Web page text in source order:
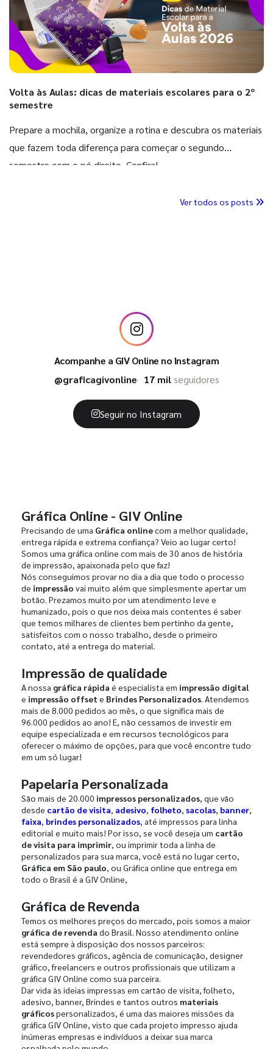
Volta às Aulas: dicas de materiais escolares para o 2º
semestre
Prepare a mochila, organize a rotina e descubra os materiais
que fazem toda diferença para começar o segundo
semestre com o pé direito. Confira!
Ver todos os posts
Acompanhe a GIV Online no Instagram
@graficagivonline
17 milseguidores
Seguir no Instagram
Gráfica Online - GIV Online
Precisando de uma Gráfica onlinecom a melhor qualidade,
entrega rápida e extrema confiança? Veio ao lugar certo!
Somos uma gráfica online com mais de 30 anos de história
de impressão, apaixonada pelo que faz!
Nós conseguimos provar no dia a dia que todo o processo
de impressão vai muito além que simplesmente apertar um
botão. Prezamos muito por um atendimento leve e
humanizado, pois o que nos deixa mais contentes é saber
que temos milhares de clientes bem pertinho da gente,
satisfeitos com o nosso trabalho, desde o primeiro
contato, até a entrega do material.
Impressão de qualidade
A nossa gráfica rápida é especialista em impressão digital
e impressão offset e Brindes Personalizados. Atendemos
mais de 8.000 pedidos ao mês, o que significa mais de
96.000 pedidos ao ano! E, não cessamos de investir em
equipe especializada e em recursos tecnológicos para
oferecer o máximo de opções, para que você encontre tudo
em um só lugar!
Papelaria Personalizada
São mais de 20.000 impressos personalizados, que vão
desde cartão de visita, adesivo, folheto, sacolas, banner,
faixa, brindes personalizados, até impressos para linha
editorial e muito mais! Por isso, se você deseja um cartão
de visita para imprimir, ou imprimir toda a linha de
personalizados para sua marca, você está no lugar certo,
Gráfica em São paulo, ou Gráfica online que entrega em
todo o Brasil é a GIV Online,
Gráfica de Revenda
Temos os melhores preços do mercado, pois somos a maior
gráfica de revenda do Brasil. Nosso atendimento online
está sempre à disposição dos nossos parceiros:
revendedores gráficos, agência de comunicação, designer
gráfico, freelancers e outros profissionais que utilizam a
gráfica GIV Online como sua parceira.
Dar vida às ideias impressas em cartão de visita, folheto,
adesivo, banner, Brindes e tantos outros materiais
gráficospersonalizados, é uma das maiores missões da
gráfica GIV Online, visto que cada projeto impresso ajuda
inúmeras empresas e indivíduos a deixar sua marca